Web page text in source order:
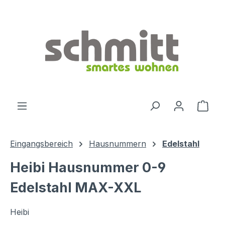
Eingangsbereich Hausnummern Edelstahl
Heibi Hausnummer 0-9
Edelstahl MAX-XXL
Heibi